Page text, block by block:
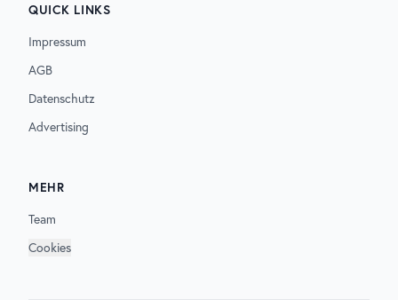
QUICK LINKS
Impressum
AGB
Datenschutz
Advertising
MEHR
Team
Cookies